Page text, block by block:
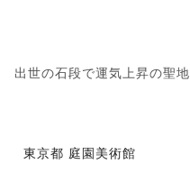
出世の石段で運気上昇の聖地
東京都 庭園美術館